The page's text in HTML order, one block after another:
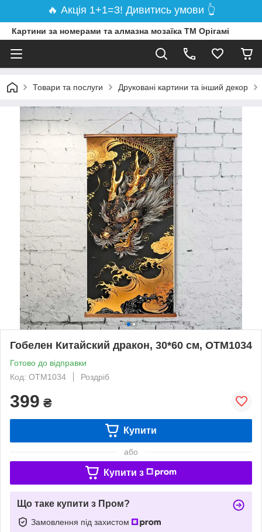
🔥 Акція 1+1=3! Дивитись умови 👆
Картини за номерами та алмазна мозаїка ТМ Орігамі
Товари та послуги Друковані картини та інший декор
Гобелен Китайский дракон, 30*60 см, OTM1034
Готово до відправки
Код: OTM1034
Роздріб
399 ₴
Купити
або
Купити з
Що таке купити з Пром?
Замовлення під захистом